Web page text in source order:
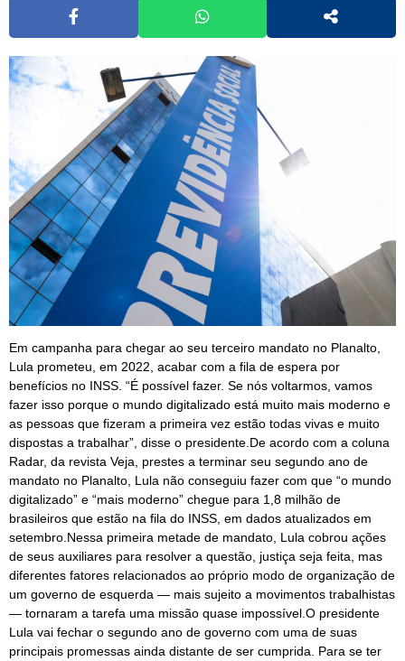
Em campanha para chegar ao seu terceiro mandato no Planalto,
Lula prometeu, em 2022, acabar com a fila de espera por
benefícios no INSS. “É possível fazer. Se nós voltarmos, vamos
fazer isso porque o mundo digitalizado está muito mais moderno e
as pessoas que fizeram a primeira vez estão todas vivas e muito
dispostas a trabalhar”, disse o presidente.De acordo com a coluna
Radar, da revista Veja, prestes a terminar seu segundo ano de
mandato no Planalto, Lula não conseguiu fazer com que “o mundo
digitalizado” e “mais moderno” chegue para 1,8 milhão de
brasileiros que estão na fila do INSS, em dados atualizados em
setembro.Nessa primeira metade de mandato, Lula cobrou ações
de seus auxiliares para resolver a questão, justiça seja feita, mas
diferentes fatores relacionados ao próprio modo de organização de
um governo de esquerda — mais sujeito a movimentos trabalhistas
— tornaram a tarefa uma missão quase impossível.O presidente
Lula vai fechar o segundo ano de governo com uma de suas
principais promessas ainda distante de ser cumprida. Para se ter